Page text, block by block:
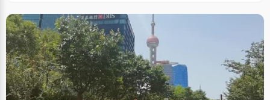
朱师达从小学一年级直到高三一直都是班长，还干过一些其他的职务，中队
长，大队长，学生会学习部部长，广播站副主编，在学校里，朱师达可算是
个小名人了，成绩又好，温文尔雅，特别招女孩子喜欢。当我告诉朱师达关
于女朋友换了一个又一个的版本时，他扑哧一下笑了，差点将嘴里的果汁喷
了出来："哪里有那么离谱。"不过他还是满足了我八卦的好奇，"女朋友倒是
有一个的，高一的时候吧，相处了一年多，我们在一起就是互相监督，经常
一起上自习，共同上进。"朱师达说得很坦然，高中时候的恋情也很坦然，他
也没有刻意的隐瞒，老师和爸爸妈妈多少都知道了一些。朱师达非常感谢老
师和爸爸妈妈的处理方式，他们都很信任朱师达，合理的疏导了他有些叛逆